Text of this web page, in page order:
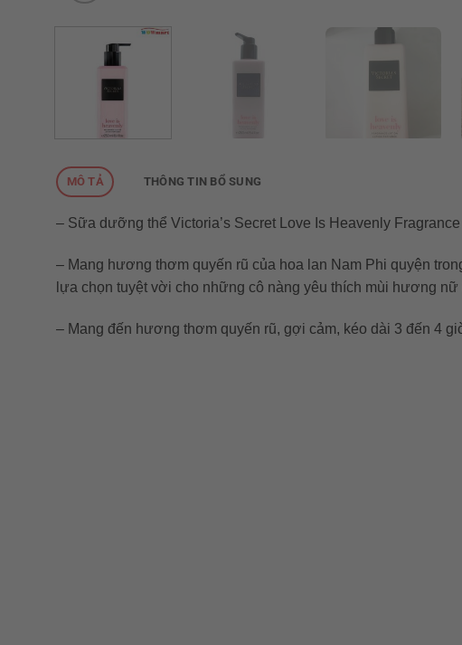
MÔ TẢ THÔNG TIN BỔ SUNG
– Sữa dưỡng thể Victoria’s Secret Love Is Heavenly
– Mang hương thơm quyến rũ của hoa lan Nam Phi quyện
lựa chọn tuyệt vời cho những cô nàng yêu thích mùi hương nữ
– Mang đến hương thơm quyến rũ, gợi cảm, kéo dài 3 đến 4